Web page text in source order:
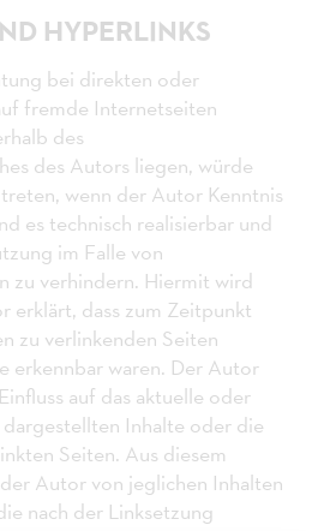
HYPERLINKS
bei direkten oder
fremde Internetseiten
des
des Autors liegen, würde
wenn der Autor Kenntnis
es technisch realisierbar und
im Falle von
zu verhindern. Hiermit wird
erklärt, dass zum Zeitpunkt
zu verlinkenden Seiten
erkennbar waren. Der Autor
auf das aktuelle oder
Inhalte oder die
Seiten. Aus diesem
Autor von jeglichen Inhalten
nach der Linksetzung